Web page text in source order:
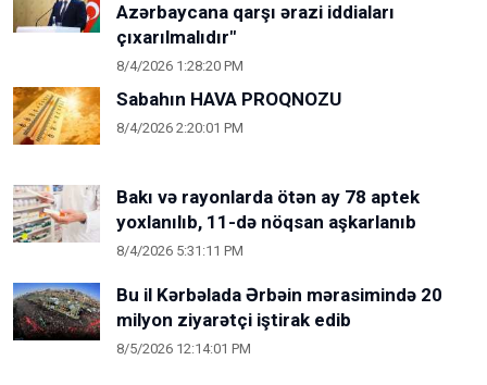
Azərbaycana qarşı ərazi iddiaları
çıxarılmalıdır"
8/4/2026 1:28:20 PM
Sabahın HAVA PROQNOZU
8/4/2026 2:20:01 PM
Bakı və rayonlarda ötən ay 78 aptek
yoxlanılıb, 11-də nöqsan aşkarlanıb
8/4/2026 5:31:11 PM
Bu il Kərbəlada Ərbəin mərasimində 20
milyon ziyarətçi iştirak edib
8/5/2026 12:14:01 PM